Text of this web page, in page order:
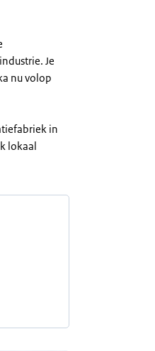
Je
nu volop
in
lokaal